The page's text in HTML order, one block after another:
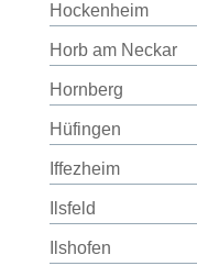
Hockenheim
Horb am Neckar
Hornberg
Hüfingen
Iffezheim
Ilsfeld
Ilshofen